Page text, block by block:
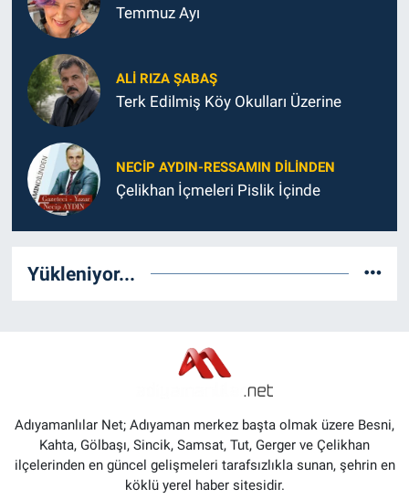
Temmuz Ayı
ALI RIZA ŞABAŞ
Terk Edilmiş Köy Okulları Üzerine
NECIP AYDIN-RESSAMIN DILINDEN
Çelikhan İçmeleri Pislik İçinde
Yükleniyor...
Adıyamanlılar Net; Adıyaman merkez başta olmak üzere Besni,
Kahta, Gölbaşı, Sincik, Samsat, Tut, Gerger ve Çelikhan
ilçelerinden en güncel gelişmeleri tarafsızlıkla sunan, şehrin en
köklü yerel haber sitesidir.